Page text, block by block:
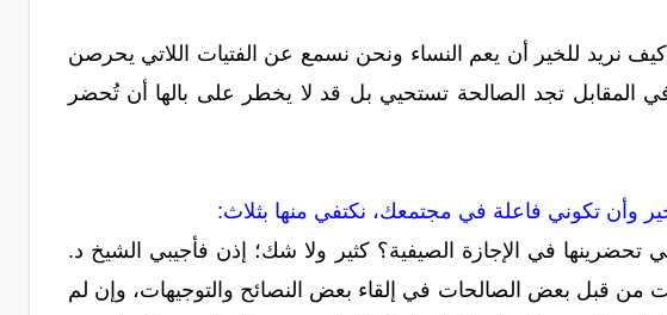
نريد للخير أن يعم النساء ونحن نسمع عن الفتيات اللاتي يحرصن
المقابل تجد الصالحة تستحيي بل قد لا يخطر على بالها أن تُحضر
وأن تكوني فاعلة في مجتمعك، نكتفي منها بثلاث:
في الإجازة الصيفية؟ كثير ولا شك؛ إذن فأجيبي الشيخ د.
من قبل بعض الصالحات في إلقاء بعض النصائح والتوجيهات، وإن لم